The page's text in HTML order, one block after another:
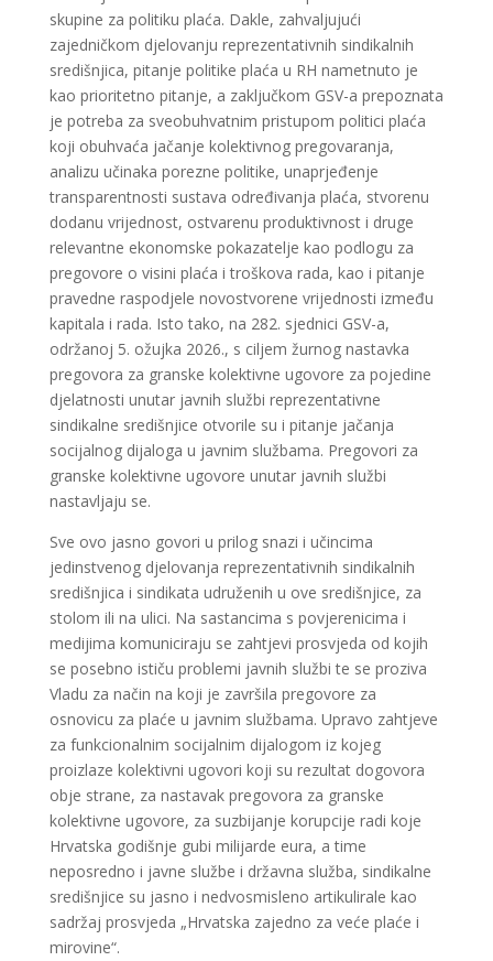
skupine za politiku plaća. Dakle, zahvaljujući
zajedničkom djelovanju reprezentativnih sindikalnih
središnjica, pitanje politike plaća u RH nametnuto je
kao prioritetno pitanje, a zaključkom GSV-a prepoznata
je potreba za sveobuhvatnim pristupom politici plaća
koji obuhvaća jačanje kolektivnog pregovaranja,
analizu učinaka porezne politike, unaprjeđenje
transparentnosti sustava određivanja plaća, stvorenu
dodanu vrijednost, ostvarenu produktivnost i druge
relevantne ekonomske pokazatelje kao podlogu za
pregovore o visini plaća i troškova rada, kao i pitanje
pravedne raspodjele novostvorene vrijednosti između
kapitala i rada. Isto tako, na 282. sjednici GSV-a,
održanoj 5. ožujka 2026., s ciljem žurnog nastavka
pregovora za granske kolektivne ugovore za pojedine
djelatnosti unutar javnih službi reprezentativne
sindikalne središnjice otvorile su i pitanje jačanja
socijalnog dijaloga u javnim službama. Pregovori za
granske kolektivne ugovore unutar javnih službi
nastavljaju se.
Sve ovo jasno govori u prilog snazi i učincima
jedinstvenog djelovanja reprezentativnih sindikalnih
središnjica i sindikata udruženih u ove središnjice, za
stolom ili na ulici. Na sastancima s povjerenicima i
medijima komuniciraju se zahtjevi prosvjeda od kojih
se posebno ističu problemi javnih službi te se proziva
Vladu za način na koji je završila pregovore za
osnovicu za plaće u javnim službama. Upravo zahtjeve
za funkcionalnim socijalnim dijalogom iz kojeg
proizlaze kolektivni ugovori koji su rezultat dogovora
obje strane, za nastavak pregovora za granske
kolektivne ugovore, za suzbijanje korupcije radi koje
Hrvatska godišnje gubi milijarde eura, a time
neposredno i javne službe i državna služba, sindikalne
središnjice su jasno i nedvosmisleno artikulirale kao
sadržaj prosvjeda „Hrvatska zajedno za veće plaće i
mirovine“.